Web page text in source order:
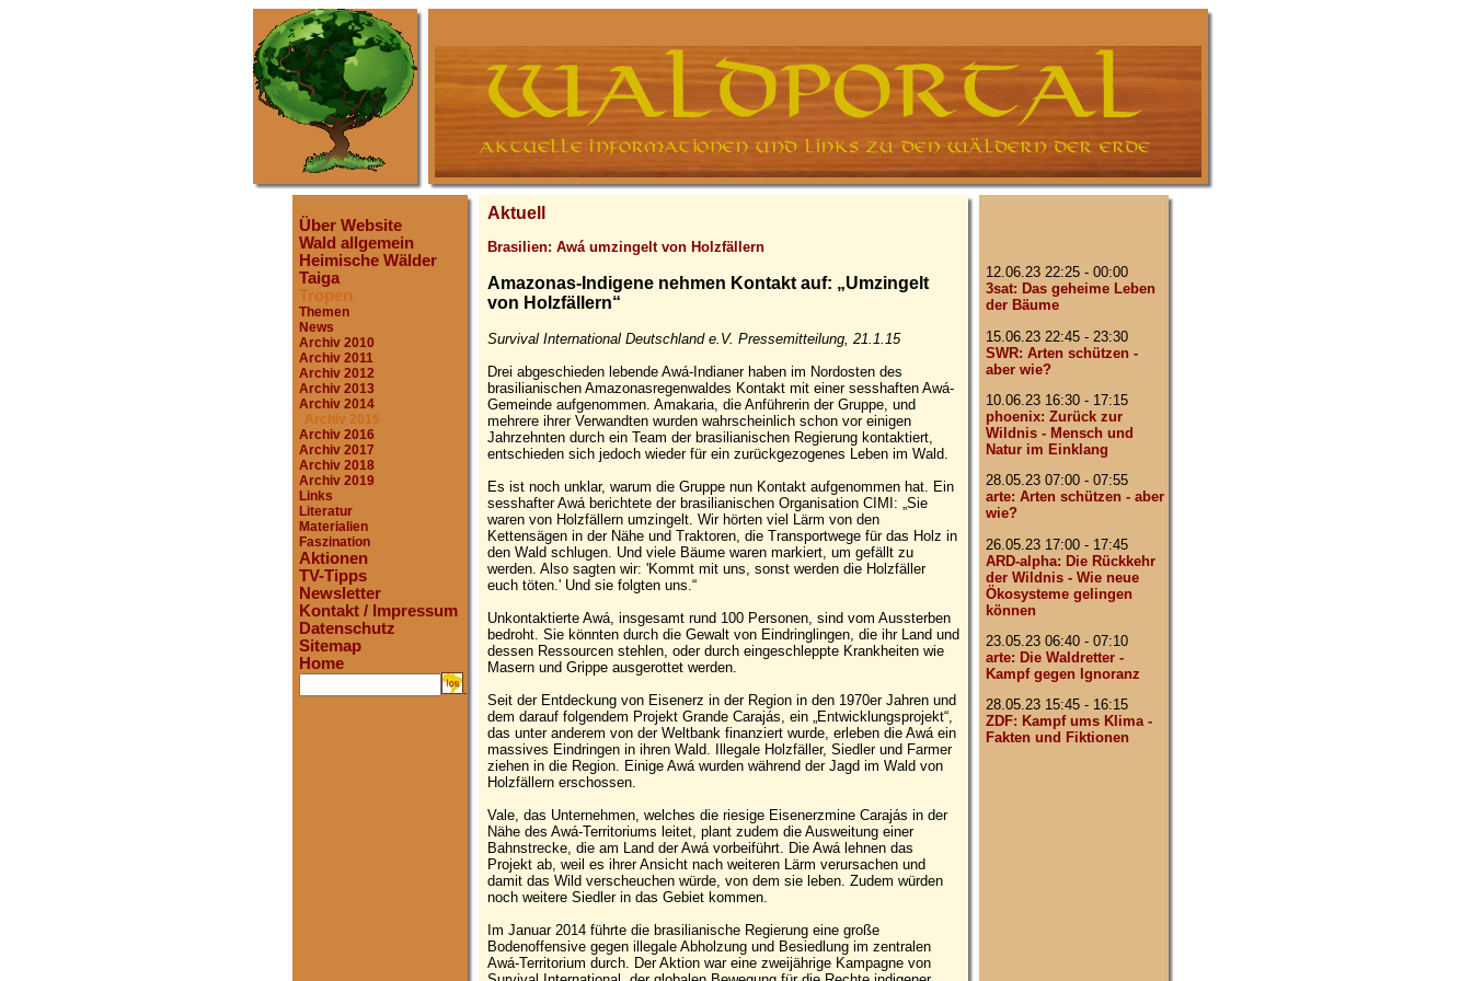
Über Website
Wald allgemein
Heimische Wälder
Taiga
Tropen
Themen
News
Archiv 2010
Archiv 2011
Archiv 2012
Archiv 2013
Archiv 2014
Archiv 2015
Archiv 2016
Archiv 2017
Archiv 2018
Archiv 2019
Links
Literatur
Materialien
Faszination
Aktionen
TV-Tipps
Newsletter
Kontakt / Impressum
Datenschutz
Sitemap
Home
.
Aktuell
Brasilien: Awá umzingelt von Holzfällern
Amazonas-Indigene nehmen Kontakt auf: „Umzingelt
von Holzfällern“
Survival International Deutschland e.V. Pressemitteilung, 21.1.15
Drei abgeschieden lebende Awá-Indianer haben im Nordosten des
brasilianischen Amazonasregenwaldes Kontakt mit einer sesshaften Awá-
Gemeinde aufgenommen. Amakaria, die Anführerin der Gruppe, und
mehrere ihrer Verwandten wurden wahrscheinlich schon vor einigen
Jahrzehnten durch ein Team der brasilianischen Regierung kontaktiert,
entschieden sich jedoch wieder für ein zurückgezogenes Leben im Wald.
Es ist noch unklar, warum die Gruppe nun Kontakt aufgenommen hat. Ein
sesshafter Awá berichtete der brasilianischen Organisation CIMI: „Sie
waren von Holzfällern umzingelt. Wir hörten viel Lärm von den
Kettensägen in der Nähe und Traktoren, die Transportwege für das Holz in
den Wald schlugen. Und viele Bäume waren markiert, um gefällt zu
werden. Also sagten wir: 'Kommt mit uns, sonst werden die Holzfäller
euch töten.' Und sie folgten uns.“
Unkontaktierte Awá, insgesamt rund 100 Personen, sind vom Aussterben
bedroht. Sie könnten durch die Gewalt von Eindringlingen, die ihr Land und
dessen Ressourcen stehlen, oder durch eingeschleppte Krankheiten wie
Masern und Grippe ausgerottet werden.
Seit der Entdeckung von Eisenerz in der Region in den 1970er Jahren und
dem darauf folgendem Projekt Grande Carajás, ein „Entwicklungsprojekt“,
das unter anderem von der Weltbank finanziert wurde, erleben die Awá ein
massives Eindringen in ihren Wald. Illegale Holzfäller, Siedler und Farmer
ziehen in die Region. Einige Awá wurden während der Jagd im Wald von
Holzfällern erschossen.
Vale, das Unternehmen, welches die riesige Eisenerzmine Carajás in der
Nähe des Awá-Territoriums leitet, plant zudem die Ausweitung einer
Bahnstrecke, die am Land der Awá vorbeiführt. Die Awá lehnen das
Projekt ab, weil es ihrer Ansicht nach weiteren Lärm verursachen und
damit das Wild verscheuchen würde, von dem sie leben. Zudem würden
noch weitere Siedler in das Gebiet kommen.
Im Januar 2014 führte die brasilianische Regierung eine große
Bodenoffensive gegen illegale Abholzung und Besiedlung im zentralen
Awá-Territorium durch. Der Aktion war eine zweijährige Kampagne von
12.06.23 22:25 - 00:00
3sat: Das geheime Leben
der Bäume
15.06.23 22:45 - 23:30
SWR: Arten schützen -
aber wie?
10.06.23 16:30 - 17:15
phoenix: Zurück zur
Wildnis - Mensch und
Natur im Einklang
28.05.23 07:00 - 07:55
arte: Arten schützen - aber
wie?
26.05.23 17:00 - 17:45
ARD-alpha: Die Rückkehr
der Wildnis - Wie neue
Ökosysteme gelingen
können
23.05.23 06:40 - 07:10
arte: Die Waldretter -
Kampf gegen Ignoranz
28.05.23 15:45 - 16:15
ZDF: Kampf ums Klima -
Fakten und Fiktionen